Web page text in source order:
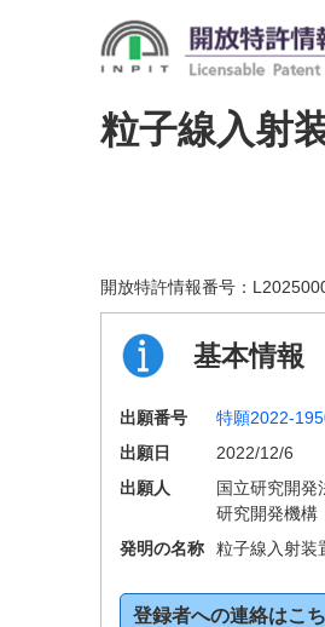
粒子線入射
開放特許情報番号：
基本情報
出願番号 特願2022-
出願日
2022/12/6
出願人
国立研究開発
研究開発機構
発明の名称 粒子線入射装
登録者への連絡はこ